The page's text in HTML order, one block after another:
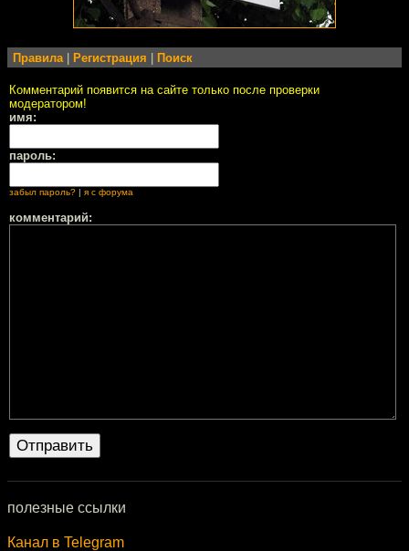
Правила Регистрация Поиск
Комментарий появится на сайте только после проверки
модератором!
имя:
пароль:
забыл пароль? | я с форума
комментарий:
полезные ссылки
Канал в Telegram